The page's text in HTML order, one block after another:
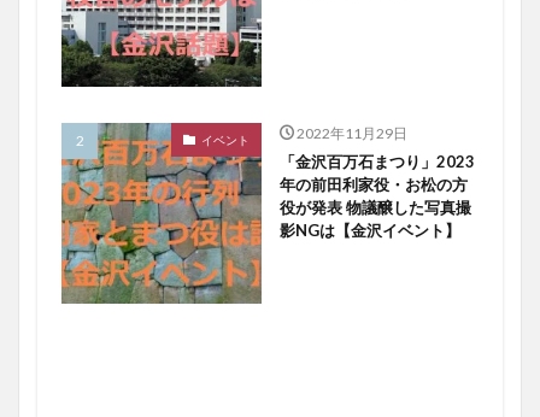
イベント 2022年11月29日
「金沢百万石まつり」2023
年の前田利家役・お松の方
役が発表 物議醸した写真撮
影NGは【金沢イベント】